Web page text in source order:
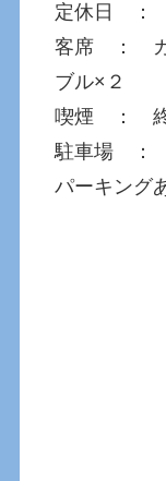
定休日 ：
客席 ： カ
ブル×２
喫煙 ：
駐車場 ：
パーキング